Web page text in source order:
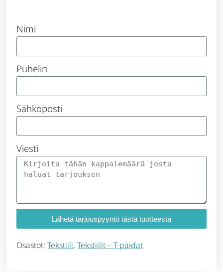
Nimi
Puhelin
Sähköposti
Viesti
Lähetä tarjouspyyntö tästä tuotteesta
Osastot:Tekstiili,Tekstiilit – T-paidat